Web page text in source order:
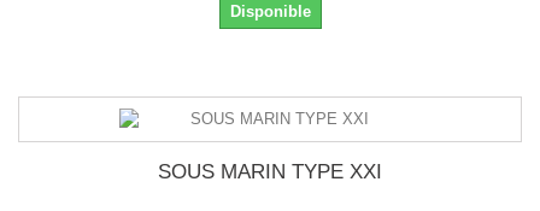
Disponible
SOUS MARIN TYPE XXI